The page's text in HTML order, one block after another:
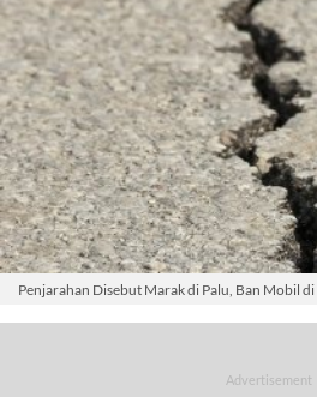
Penjarahan Disebut Marak di Palu, Ban Mobil